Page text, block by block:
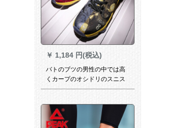
￥ 1,184 円(税込)
バトのブツの男性の中では高
くカープのオシドリのスニス
カーの戦靴のジェームビィの
好きなレインブツのレインレ
インレインアドバンス11 o 41